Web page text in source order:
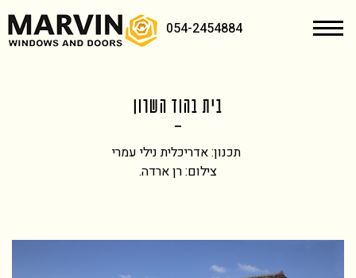
054-2454884
בית בהוד השרון
תכנון: אדריכלית נילי עמרי
צילום: רן ארדה.